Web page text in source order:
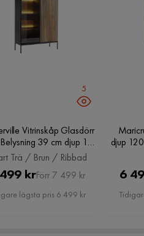
5
Vitrinskåp Glasdörr
39 cm djup 10
Trä / Brun / Ribbad
Trä / Brun / Ribbad
Pris
krOriginal
Pris
Förr 7 499 kr
lägsta pris 6 499 kr
djup
6